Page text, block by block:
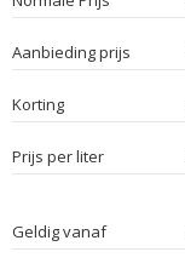
Aanbieding prijs
Korting
Prijs per liter
Geldig vanaf